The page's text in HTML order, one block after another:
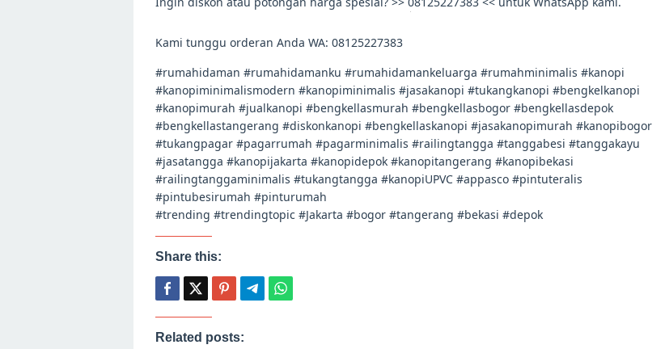
Kami tunggu orderan Anda WA: 08125227383
#rumahidaman #rumahidamanku #rumahidamankeluarga #rumahminimalis #kanopi
#kanopiminimalismodern #kanopiminimalis #jasakanopi #tukangkanopi #bengkelkanopi
#kanopimurah #jualkanopi #bengkellasmurah #bengkellasbogor #bengkellasdepok
#bengkellastangerang #diskonkanopi #bengkellaskanopi #jasakanopimurah #kanopibogor
#tukangpagar #pagarrumah #pagarminimalis #railingtangga #tanggabesi #tanggakayu
#jasatangga #kanopijakarta #kanopidepok #kanopitangerang #kanopibekasi
#railingtanggaminimalis #tukangtangga #kanopiUPVC #appasco #pintuteralis
#pintubesirumah #pinturumah
#trending #trendingtopic #Jakarta #bogor #tangerang #bekasi #depok
Share this:
Related posts: